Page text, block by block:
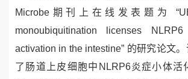
Microbe 期刊上在线发表题为 “
monoubiquitination licenses NLRP6
activation in the intestine” 的研究论文
了肠道上皮细胞中 NLRP6炎症小体